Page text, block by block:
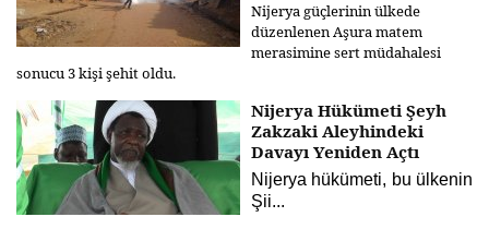
Nijerya güçlerinin ülkede
düzenlenen Aşura matem
merasimine sert müdahalesi
sonucu 3 kişi şehit oldu.
Nijerya Hükümeti Şeyh
Zakzaki Aleyhindeki
Davayı Yeniden Açtı
Nijerya hükümeti, bu ülkenin
Şii...